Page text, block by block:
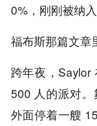
0%，刚刚被纳
福布斯那篇文章
跨年夜，Saylor
500 人的派对
外面停着一艘